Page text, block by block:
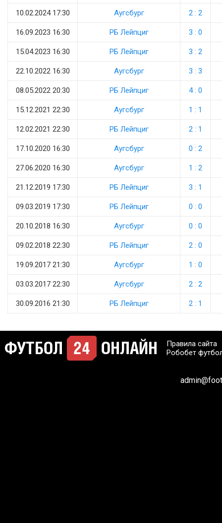
10.02.2024 17:30 Аугсбург 2 : 2
16.09.2023 16:30 РБ Лейпциг 3 : 0
15.04.2023 16:30 РБ Лейпциг 3 : 2
22.10.2022 16:30 Аугсбург 3 : 3
08.05.2022 20:30 РБ Лейпциг 4 : 0
15.12.2021 22:30 Аугсбург 1 : 1
12.02.2021 22:30 РБ Лейпциг 2 : 1
17.10.2020 16:30 Аугсбург 0 : 2
27.06.2020 16:30 Аугсбург 1 : 2
21.12.2019 17:30 РБ Лейпциг 3 : 1
09.03.2019 17:30 РБ Лейпциг 0 : 0
20.10.2018 16:30 Аугсбург 0 : 0
09.02.2018 22:30 РБ Лейпциг 2 : 0
19.09.2017 21:30 Аугсбург 1 : 0
03.03.2017 22:30 Аугсбург 2 : 2
30.09.2016 21:30 РБ Лейпциг 2 : 1
Правила сайта
Робобет